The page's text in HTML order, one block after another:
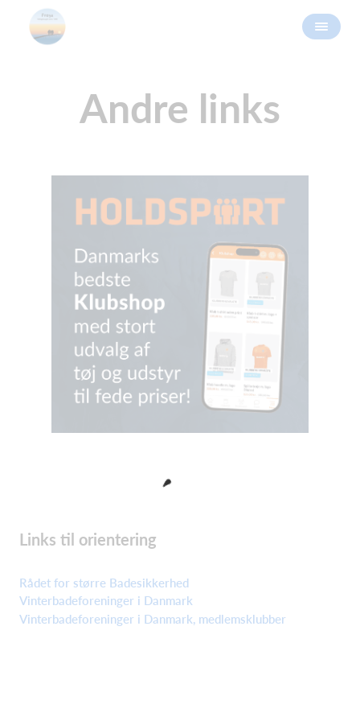
Andre links
Links til orientering
Rådet for større Badesikkerhed
Vinterbadeforeninger i Danmark
Vinterbadeforeninger i Danmark, medlemsklubber